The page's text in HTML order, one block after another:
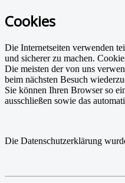
Cookies
Die Internetseiten verwenden
und sicherer zu machen.
Die meisten der von uns
beim nächsten Besuch
Sie können Ihren Browser so
ausschließen sowie das
Die Datenschutzerklärung